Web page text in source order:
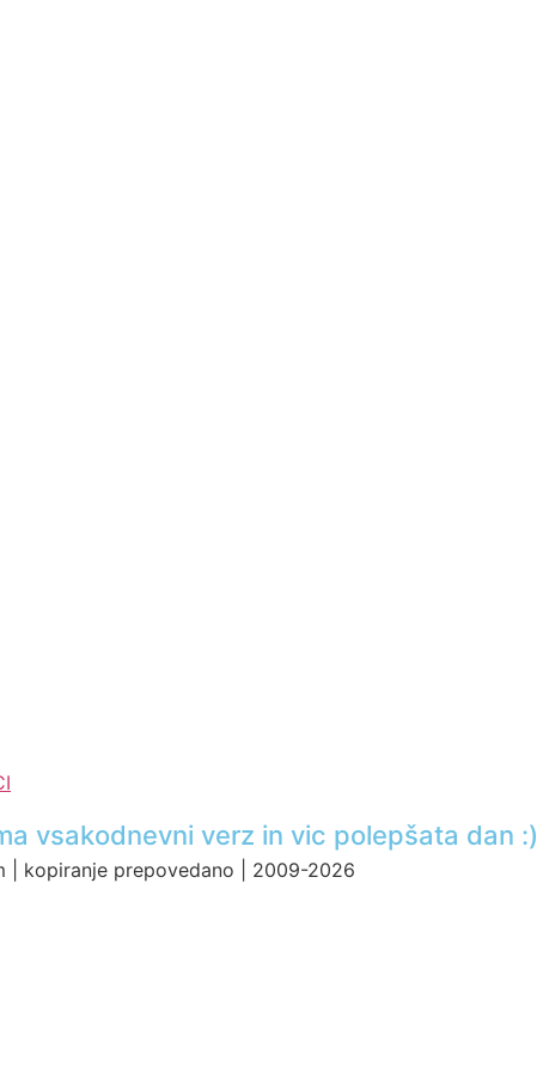
vsakodnevni verz in vic polepšata dan :)
| kopiranje prepovedano | 2009-2026